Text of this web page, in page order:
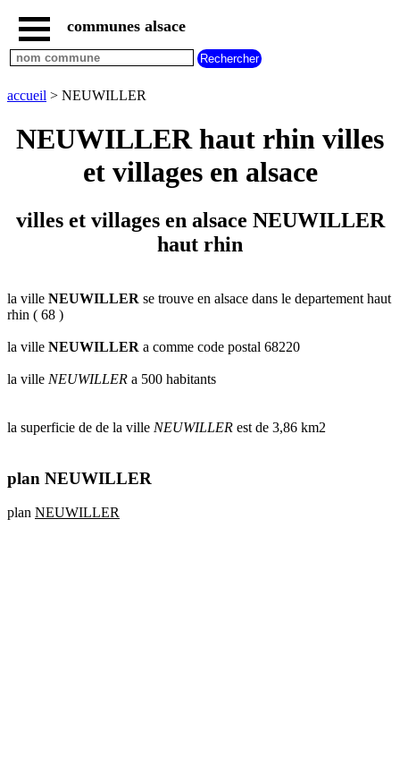
accueil
villes
rhin
commencant
B C D E
G
L M
N
V
W X Y Z
par
A B C
H
I J K L M
N
communes alsace
accueil > NEUWILLER
NEUWILLER haut rhin villes
et villages en alsace
villes et villages en alsace NEUWILLER
haut rhin
la ville NEUWILLER se trouve en alsace dans le departement haut
rhin ( 68 )
la ville NEUWILLER a comme code postal 68220
la ville NEUWILLER a 500 habitants
la superficie de de la ville NEUWILLER est de 3,86 km2
plan NEUWILLER
plan NEUWILLER